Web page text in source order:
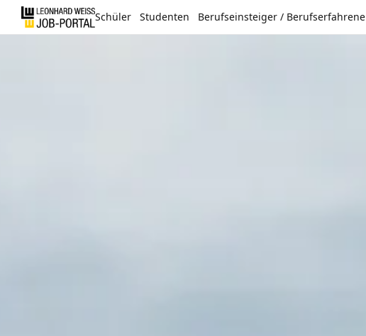
Schüler Studenten Berufseinsteiger / Berufserfahrene